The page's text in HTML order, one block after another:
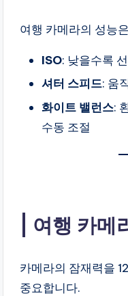
여행 카메라의 성능은
ISO: 낮을수록
셔터 스피드: 움
화이트 밸런스:
수동 조절
여행 카메
카메라의 잠재력을
중요합니다.